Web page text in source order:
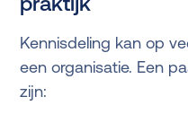
Kennisdeling kan op
een organisatie. Een
zijn: